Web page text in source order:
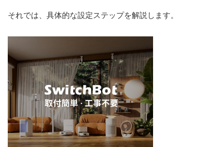
それでは、具体的な設定ステップを解説します。